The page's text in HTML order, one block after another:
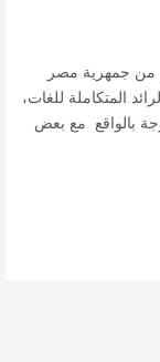
من جمهرية مصر
المتكاملة للغات،
بالواقع مع بعض